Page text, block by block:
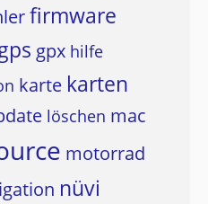
firmware
gpx hilfe
karte karten
löschen mac
motorrad
nüvi